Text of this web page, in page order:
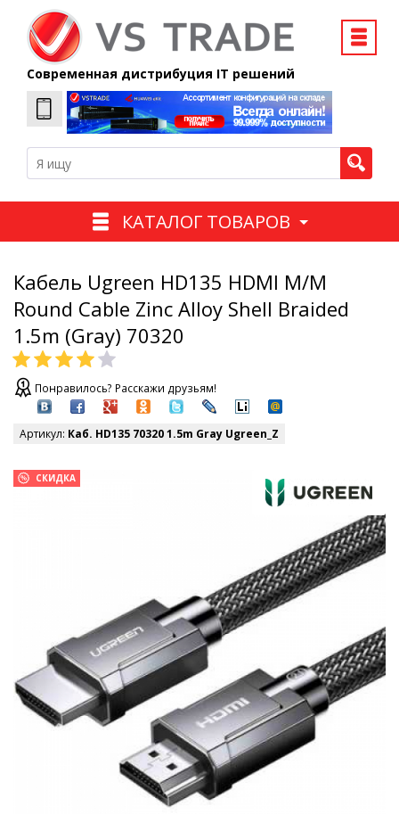
Современная дистрибуция IT решений
КАТАЛОГ ТОВАРОВ
Кабель Ugreen HD135 HDMI M/M
Round Cable Zinc Alloy Shell Braided
1.5m (Gray) 70320
Понравилось? Расскажи друзьям!
Артикул: Каб. HD135 70320 1.5m Gray Ugreen_Z
СКИДКА